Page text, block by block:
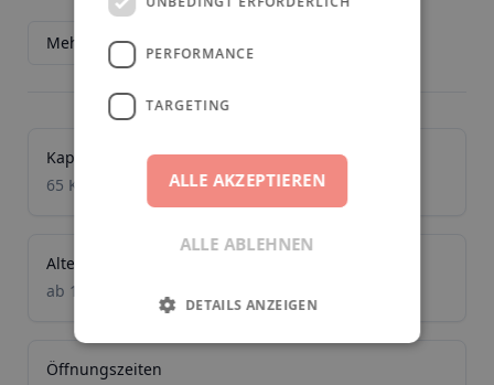
Mehr anzeigen
Kapazität
65 Kinder
Alter
ab 1 Jahr
Öffnungszeiten
PERFORMANCE
TARGETING
ALLE AKZEPTIEREN
ALLE ABLEHNEN
DETAILS ANZEIGEN